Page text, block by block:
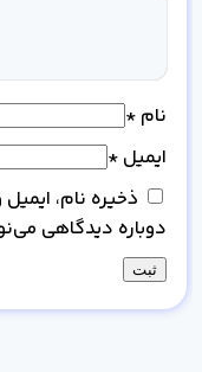
نام *
ایمیل *
ذخیره نام،
دوباره دیدگاهی